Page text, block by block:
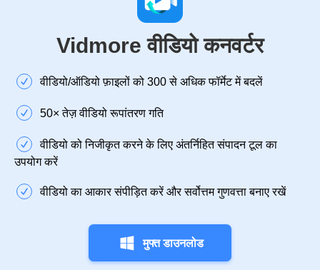
Vidmore वीडियो कनवर्टर
वीडियो/ऑडियो फ़ाइलों को 300 से अधिक फॉर्मेट में बदलें
50× तेज़ वीडियो रूपांतरण गति
वीडियो को निजीकृत करने के लिए अंतर्निहित संपादन टूल का
उपयोग करें
वीडियो का आकार संपीड़ित करें और सर्वोत्तम गुणवत्ता बनाए रखें
मुफ्त डाउनलोड